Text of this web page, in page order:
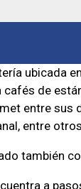
ubicada
cafés de
entre
entre
también
a